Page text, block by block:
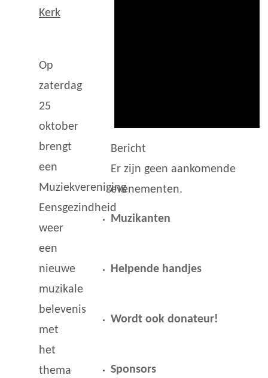
Kerk
Op
zaterdag
25
oktober
brengt
een
Muziekvereniging
Eensgezindheid
weer
een
nieuwe
muzikale
belevenis
met
het
thema
Bericht
Er zijn geen aankomende
evenementen.
Muzikanten
Helpende handjes
Wordt ook donateur!
Sponsors